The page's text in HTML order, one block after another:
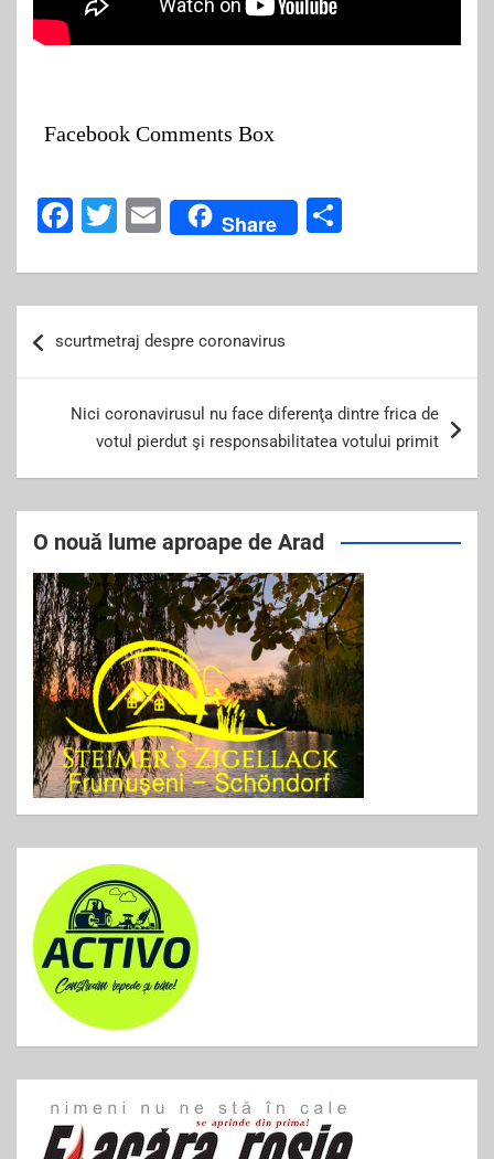
Facebook Comments Box
F
c
b
o
o
T
tt
E
ai
Share
ar
navigation
scurtmetraj despre coronavirus
Nici coronavirusul nu face diferenţa dintre frica de
votul pierdut şi responsabilitatea votului primit
O nouă lume aproape de Arad